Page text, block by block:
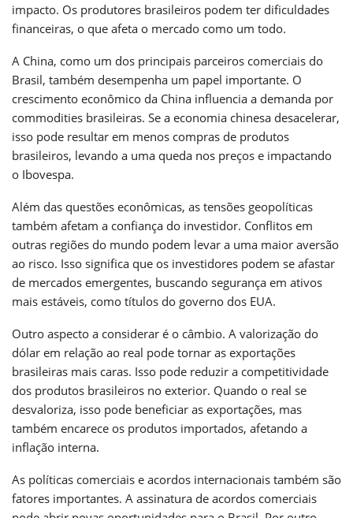
impacto. Os produtores brasileiros podem ter dificuldades
financeiras, o que afeta o mercado como um todo.
A China, como um dos principais parceiros comerciais do
Brasil, também desempenha um papel importante. O
crescimento econômico da China influencia a demanda por
commodities brasileiras. Se a economia chinesa desacelerar,
isso pode resultar em menos compras de produtos
brasileiros, levando a uma queda nos preços e impactando
o Ibovespa.
Além das questões econômicas, as tensões geopolíticas
também afetam a confiança do investidor. Conflitos em
outras regiões do mundo podem levar a uma maior aversão
ao risco. Isso significa que os investidores podem se afastar
de mercados emergentes, buscando segurança em ativos
mais estáveis, como títulos do governo dos EUA.
Outro aspecto a considerar é o câmbio. A valorização do
dólar em relação ao real pode tornar as exportações
brasileiras mais caras. Isso pode reduzir a competitividade
dos produtos brasileiros no exterior. Quando o real se
desvaloriza, isso pode beneficiar as exportações, mas
também encarece os produtos importados, afetando a
inflação interna.
As políticas comerciais e acordos internacionais também são
fatores importantes. A assinatura de acordos comerciais